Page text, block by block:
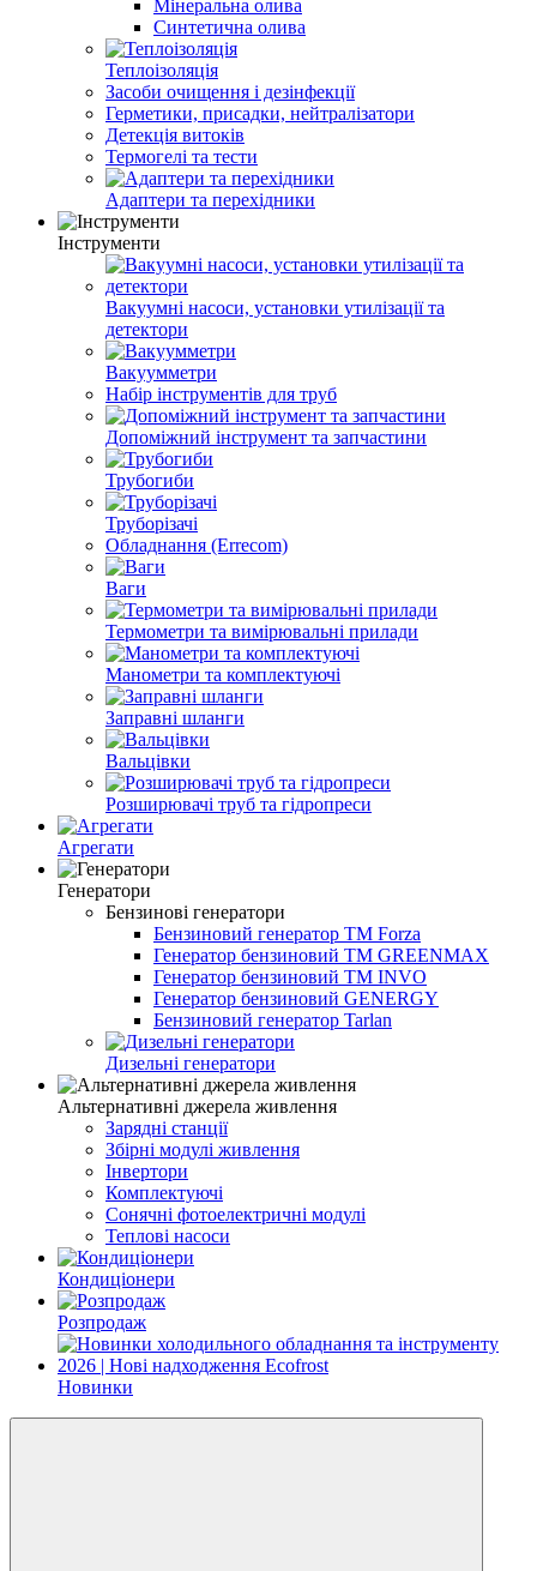
Мінеральна олива
Синтетична олива
Теплоізоляція
Засоби очищення і дезінфекції
Герметики, присадки, нейтралізатори
Детекція витоків
Термогелі та тести
Адаптери та перехідники
Інструменти
Вакуумні насоси, установки утилізації та
детектори
Вакуумметри
Набір інструментів для труб
Допоміжний інструмент та запчастини
Трубогиби
Труборізачі
Обладнання (Errecom)
Ваги
Термометри та вимірювальні прилади
Манометри та комплектуючі
Заправні шланги
Вальцівки
Розширювачі труб та гідропреси
Агрегати
Генератори
Бензинові генератори
Бензиновий генератор TM Forza
Генератор бензиновий TM GREENMAX
Генератор бензиновий TM INVO
Генератор бензиновий GENERGY
Бензиновий генератор Tarlan
Дизельні генератори
Альтернативні джерела живлення
Зарядні станції
Збірні модулі живлення
Інвертори
Комплектуючі
Cонячні фотоелектричні модулі
Теплові насоси
Кондиціонери
Розпродаж
Новинки